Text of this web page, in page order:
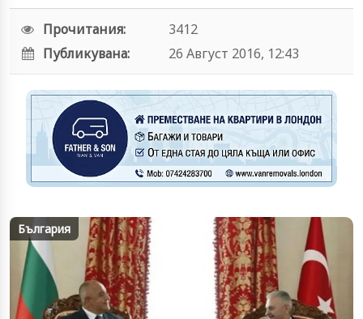
Прочитания:
3412
Публикувана:
26 Август 2016, 12:43
България